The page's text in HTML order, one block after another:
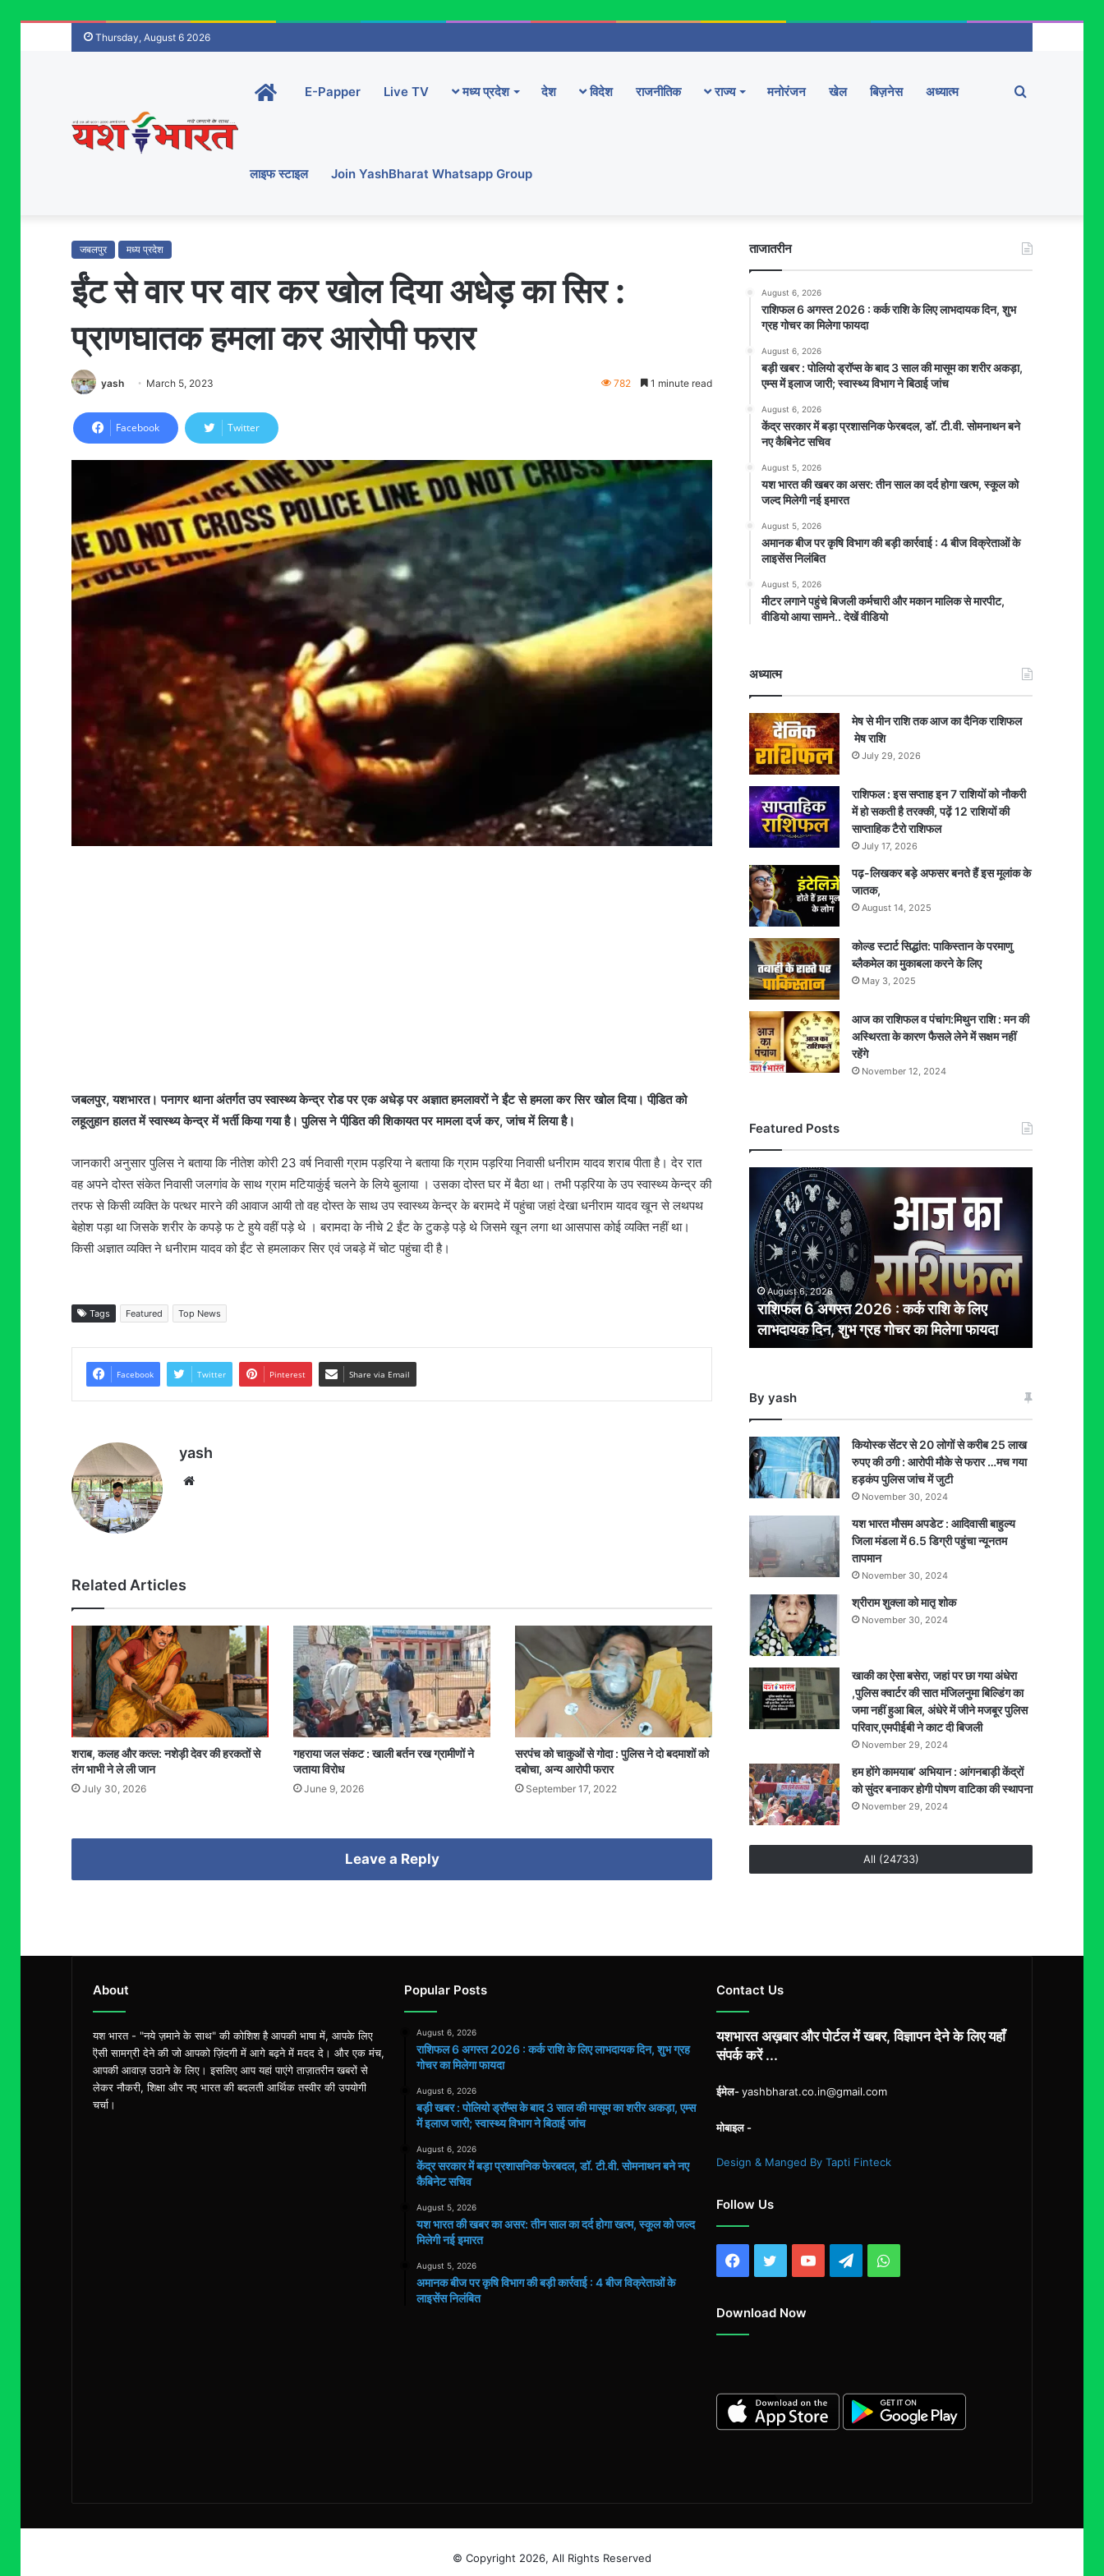
Thursday, August 6 2026
Home-
main
E-Papper Live TV मध्य प्रदेश देश विदेश राजनीतिक राज्य मनोरंजन खेल बिज़नेस अध्यात्म
लाइफ स्टाइल Join YashBharat Whatsapp Group
Search
जबलपुर मध्य प्रदेश
ईंट से वार पर वार कर खोल दिया अधेड़ का सिर :
प्राणघातक हमला कर आरोपी फरार
yash March 5, 2023 782 1 minute read
Facebook Twitter
जबलपुर, यशभारत। पनागर थाना अंतर्गत उप स्वास्थ्य केन्द्र रोड पर एक अधेड़ पर अज्ञात हमलावरों ने ईंट से हमला कर सिर खोल दिया। पीडि़त को
लहूलुहान हालत में स्वास्थ्य केन्द्र में भर्ती किया गया है। पुलिस ने पीडि़त की शिकायत पर मामला दर्ज कर, जांच में लिया है।
जानकारी अनुसार पुलिस ने बताया कि नीतेश कोरी 23 वर्ष निवासी ग्राम पड़रिया ने बताया कि ग्राम पड़रिया निवासी धनीराम यादव शराब पीता है। देर रात
वह अपने दोस्त संकेत निवासी जलगांव के साथ ग्राम मटियाकुंई चलने के लिये बुलाया । उसका दोस्त घर में बैठा था। तभी पड़रिया के उप स्वास्थ्य केन्द्र की
तरफ से किसी व्यक्ति के पत्थर मारने की आवाज आयी तो वह दोस्त के साथ उप स्वास्थ्य केन्द्र के बरामदे में पहुंचा जहां देखा धनीराम यादव खून से लथपथ
बेहोश पड़ा था जिसके शरीर के कपड़े फ टे हुये वहीं पड़े थे । बरामदा के नीचे 2 ईंट के टुकड़े पड़े थे जिसमे खून लगा था आसपास कोई व्यक्ति नहीं था।
किसी अज्ञात व्यक्ति ने धनीराम यादव को ईंट से हमलाकर सिर एवं जबड़े में चोट पहुंचा दी है।
Tags Featured Top News
Facebook Twitter Pinterest Share via Email
yash
Website
Related Articles
शराब, कलह और कत्ल: नशेड़ी देवर की हरकतों से
तंग भाभी ने ले ली जान
July 30, 2026
गहराया जल संकट : खाली बर्तन रख ग्रामीणों ने
जताया विरोध
June 9, 2026
सरपंच को चाकुओं से गोदा : पुलिस ने दो बदमाशों को
दबोचा, अन्य आरोपी फरार
September 17, 2022
Leave a Reply
ताजातरीन
August 6, 2026
राशिफल 6 अगस्त 2026 : कर्क राशि के लिए लाभदायक दिन, शुभ
ग्रह गोचर का मिलेगा फायदा
August 6, 2026
बड़ी खबर : पोलियो ड्रॉप्स के बाद 3 साल की मासूम का शरीर अकड़ा,
एम्स में इलाज जारी; स्वास्थ्य विभाग ने बिठाई जांच
August 6, 2026
केंद्र सरकार में बड़ा प्रशासनिक फेरबदल, डॉ. टी.वी. सोमनाथन बने
नए कैबिनेट सचिव
August 5, 2026
यश भारत की खबर का असर: तीन साल का दर्द होगा खत्म, स्कूल को
जल्द मिलेगी नई इमारत
August 5, 2026
अमानक बीज पर कृषि विभाग की बड़ी कार्रवाई : 4 बीज विक्रेताओं के
लाइसेंस निलंबित
August 5, 2026
मीटर लगाने पहुंचे बिजली कर्मचारी और मकान मालिक से मारपीट,
वीडियो आया सामने.. देखें वीडियो
अध्यात्म
मेष से मीन राशि तक आज का दैनिक राशिफल
मेष राशि
July 29, 2026
राशिफल : इस सप्ताह इन 7 राशियों को नौकरी
में हो सकती है तरक्की, पढ़ें 12 राशियों की
साप्ताहिक टैरो राशिफल
July 17, 2026
पढ़-लिखकर बड़े अफसर बनते हैं इस मूलांक के
जातक,
August 14, 2025
कोल्ड स्टार्ट सिद्धांत: पाकिस्तान के परमाणु
ब्लैकमेल का मुकाबला करने के लिए
May 3, 2025
आज का राशिफल व पंचांग:मिथुन राशि : मन की
अस्थिरता के कारण फैसले लेने में सक्षम नहीं
रहेंगे
November 12, 2024
Featured Posts
अगस्त
2026
कर्क
राशि
लिए
लाभदायक
दिन,
गोचर
का
फायदा
August 6, 2026
राशिफल 6 अगस्त 2026 : कर्क राशि के लिए
लाभदायक दिन, शुभ ग्रह गोचर का मिलेगा फायदा
By yash
कियोस्क सेंटर से 20 लोगों से करीब 25 लाख
रुपए की ठगी : आरोपी मौके से फरार …मच गया
हड़कंप पुलिस जांच में जुटी
November 30, 2024
यश भारत मौसम अपडेट : आदिवासी बाहुल्य
जिला मंडला में 6.5 डिग्री पहुंचा न्यूनतम
तापमान
November 30, 2024
श्रीराम शुक्ला को मातृ शोक
November 30, 2024
खाकी का ऐसा बसेरा, जहां पर छा गया अंधेरा
,पुलिस क्वार्टर की सात मंजिलनुमा बिल्डिंग का
जमा नहीं हुआ बिल, अंधेरे में जीने मजबूर पुलिस
परिवार,एमपीईबी ने काट दी बिजली
November 29, 2024
हम होंगे कामयाब’ अभियान : आंगनबाड़ी केंद्रों
को सुंदर बनाकर होगी पोषण वाटिका की स्थापना
November 29, 2024
All (24733)
About
यश भारत - "नये ज़माने के साथ" की कोशिश है आपकी भाषा में, आपके लिए
ऎसी सामग्री देने की जो आपको ज़िंदगी में आगे बढ़ने में मदद दे। और एक मंच,
आपकी आवाज़ उठाने के लिए। इसलिए आप यहां पाएंगे ताज़ातरीन खबरों से
लेकर नौकरी, शिक्षा और नए भारत की बदलती आर्थिक तस्वीर की उपयोगी
चर्चा।
Popular Posts
August 6, 2026
राशिफल 6 अगस्त 2026 : कर्क राशि के लिए लाभदायक दिन, शुभ ग्रह
गोचर का मिलेगा फायदा
August 6, 2026
बड़ी खबर : पोलियो ड्रॉप्स के बाद 3 साल की मासूम का शरीर अकड़ा, एम्स
में इलाज जारी; स्वास्थ्य विभाग ने बिठाई जांच
August 6, 2026
केंद्र सरकार में बड़ा प्रशासनिक फेरबदल, डॉ. टी.वी. सोमनाथन बने नए
कैबिनेट सचिव
August 5, 2026
यश भारत की खबर का असर: तीन साल का दर्द होगा खत्म, स्कूल को जल्द
मिलेगी नई इमारत
August 5, 2026
अमानक बीज पर कृषि विभाग की बड़ी कार्रवाई : 4 बीज विक्रेताओं के
लाइसेंस निलंबित
Contact Us
यशभारत अख़बार और पोर्टल में खबर, विज्ञापन देने के लिए यहाँ
संपर्क करें ...
ईमेल-yashbharat.co.in@gmail.com
मोबाइल -
Design & Manged By Tapti Finteck
Follow Us
Facebook
TwitterYouTubeTelegramWhatsApp
Download Now
© Copyright 2026, All Rights Reserved